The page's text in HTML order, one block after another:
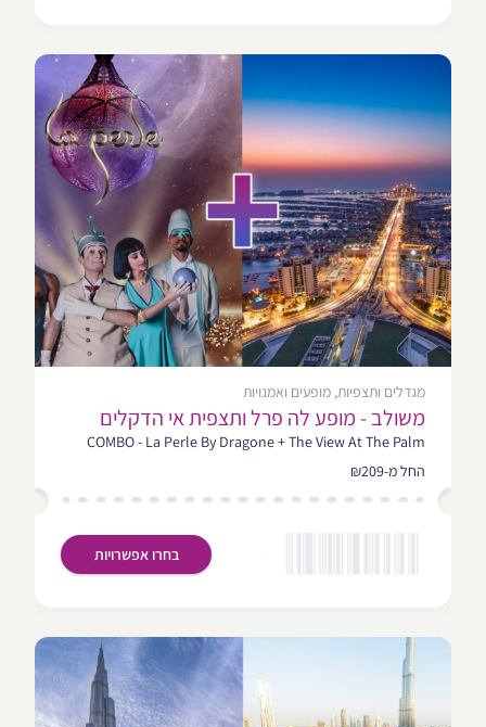
מגדלים ותצפיות, מופעים ואמנויות
משולב - מופע לה פרל ותצפית אי הדקלים
COMBO - La Perle By Dragone + The View At The Palm
החל מ-₪209
בחרו אפשרויות